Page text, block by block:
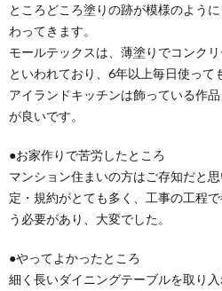
ところどころ塗りの跡が模様のよう
わってきます。
モールテックスは、薄塗りでコンク
といわれており、6年以上毎日使って
アイランドキッチンは飾っている作
が良いです。
●お家作りで苦労したところ
マンション住まいの方はご存知だと
定・規約がとても多く、工事の工程
う必要があり、大変でした。
●やってよかったところ
細く長いダイニングテーブルを取り